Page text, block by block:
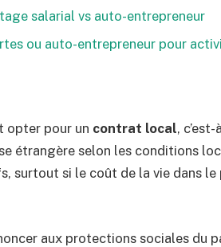
salarial vs auto-entrepreneur
ou auto-entrepreneur pour
opter pour un contrat local,
étrangère selon les conditions
si le coût de la vie dans le
aux protections sociales du